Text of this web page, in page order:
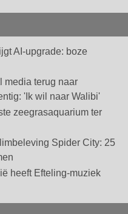
AI-upgrade: boze
media terug naar
'Ik wil naar Walibi'
zeegrasaquarium ter
Spider City: 25
heeft Efteling-muziek